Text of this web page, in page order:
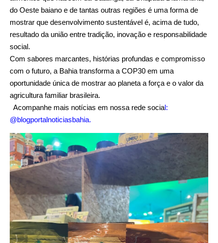
do Oeste baiano e de tantas outras regiões é uma forma de
mostrar que desenvolvimento sustentável é, acima de tudo,
resultado da união entre tradição, inovação e responsabilidade
social.
Com sabores marcantes, histórias profundas e compromisso
com o futuro, a Bahia transforma a COP30 em uma
oportunidade única de mostrar ao planeta a força e o valor da
agricultura familiar brasileira.
Acompanhe mais notícias em nossa rede social:
@blogportalnoticiasbahia.